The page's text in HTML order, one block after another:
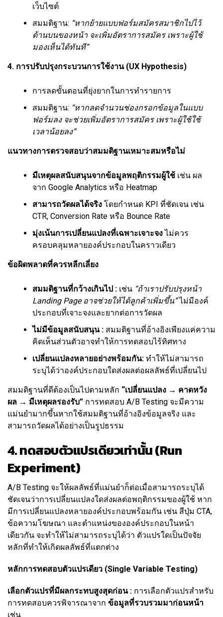
เว็บไซต์
สมมติฐาน: “หากย้ายแบบฟอร์มสมัครสมาชิกไปไว้
ด้านบนของหน้า จะเพิ่มอัตราการสมัคร เพราะผู้ใช้
มองเห็นได้ทันที”
4. การปรับปรุงกระบวนการใช้งาน (UX Hypothesis)
การลดขั้นตอนที่ยุ่งยากในการทำรายการ
สมมติฐาน: “หากลดจำนวนช่องกรอกข้อมูลในแบบ
ฟอร์มลง จะช่วยเพิ่มอัตราการสมัคร เพราะผู้ใช้ใช้
เวลาน้อยลง”
แนวทางการตรวจสอบว่าสมมติฐานเหมาะสมหรือไม่
มีเหตุผลสนับสนุนจากข้อมูลพฤติกรรมผู้ใช้ เช่น ผล
จาก Google Analytics หรือ Heatmap
สามารถวัดผลได้จริง โดยกำหนด KPI ที่ชัดเจน เช่น
CTR, Conversion Rate หรือ Bounce Rate
มุ่งเน้นการเปลี่ยนแปลงที่เฉพาะเจาะจงไม่ควร
ครอบคลุมหลายองค์ประกอบในคราวเดียว
ข้อผิดพลาดที่ควรหลีกเลี่ยง
สมมติฐานที่กว้างเกินไป : เช่น “ถ้าเราปรับปรุงหน้า
Landing Page อาจช่วยให้ได้ลูกค้าเพิ่มขึ้น”ไม่มีองค์
ประกอบที่เจาะจงและยากต่อการวัดผล
ไม่มีข้อมูลสนับสนุน : สมมติฐานที่อ้างอิงเพียงแค่ความ
คิดเห็นส่วนตัวอาจทำให้การทดสอบไร้ทิศทาง
เปลี่ยนแปลงหลายอย่างพร้อมกัน: ทำให้ไม่สามารถ
ระบุได้ว่าองค์ประกอบใดส่งผลต่อผลลัพธ์ที่เปลี่ยนไป
สมมติฐานที่ดีต้องเป็นไปตามหลัก “เปลี่ยนแปลง → คาดหวัง
ผล → มีเหตุผลรองรับ” การทดสอบ A/B Testing จะมีความ
แม่นยำมากขึ้นหากใช้สมมติฐานที่อ้างอิงข้อมูลจริง และ
สามารถวัดผลได้อย่างเป็นรูปธรรม
4. ทดสอบตัวแปรเดียวเท่านั้น (Run
Experiment)
A/B Testing จะให้ผลลัพธ์ที่แม่นยำก็ต่อเมื่อสามารถระบุได้
ชัดเจนว่าการเปลี่ยนแปลงใดส่งผลต่อพฤติกรรมของผู้ใช้ หาก
มีการเปลี่ยนแปลงหลายองค์ประกอบพร้อมกัน เช่น สีปุ่ม CTA,
ข้อความโฆษณา และตำแหน่งขององค์ประกอบในหน้า
เดียวกัน จะทำให้ไม่สามารถระบุได้ว่า ตัวแปรใดเป็นปัจจัย
หลักที่ทำให้เกิดผลลัพธ์ที่แตกต่าง
หลักการทดสอบตัวแปรเดียว (Single Variable Testing)
เลือกตัวแปรที่มีผลกระทบสูงสุดก่อน : การเลือกตัวแปรสำหรับ
การทดสอบควรพิจารณาจาก ข้อมูลที่รวบรวมมาก่อนหน้า
เช่น